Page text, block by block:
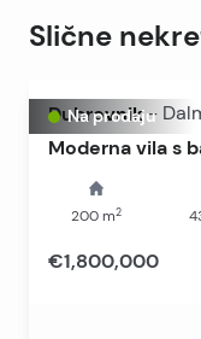
Slične
Na prodaju
Dubrovnik -
Moderna vila s
200 m2
€1,800,000